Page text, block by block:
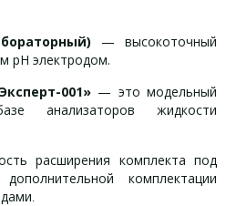
— высокоточный
рН электродом.
001»— это модельный
анализаторов жидкости
расширения комплекта под
комплектации
.